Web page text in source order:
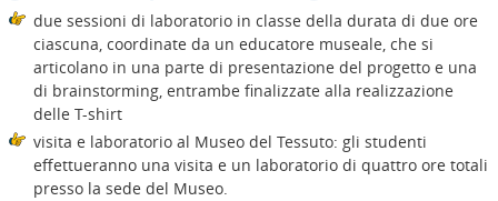
due sessioni di laboratorio in classe della durata di due ore
ciascuna, coordinate da un educatore museale, che si
articolano in una parte di presentazione del progetto e una
di brainstorming, entrambe finalizzate alla realizzazione
delle T-shirt
visita e laboratorio al Museo del Tessuto: gli studenti
effettueranno una visita e un laboratorio di quattro ore totali
presso la sede del Museo.